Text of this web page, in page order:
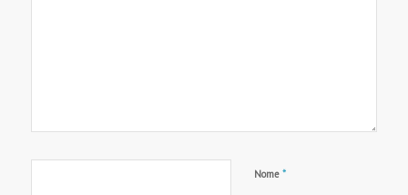
Nome *